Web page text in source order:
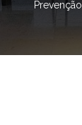
Prevenção